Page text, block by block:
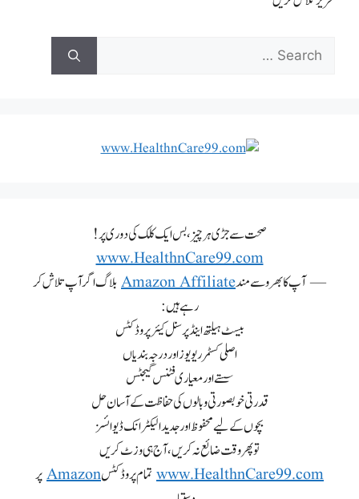
صحت سے جڑی ہر چیز، بس ایک کلک کی دوری پر!
www.HealthnCare99.com
— آپ کا بھروسے مندAmazon Affiliateبلاگ اگر آپ تلاش کر
رہے ہیں:
بیسٹ ہیلتھ اینڈ پرسنل کیئر پروڈکٹس
اصلی کسٹمر ریویوز اور درجہ بندیاں
سستے اور معیاری فٹنس گیجٹس
قدرتی خوبصورتی و بالوں کی حفاظت کے آسان حل
بچوں کے لیے محفوظ اور جدید الیکٹرانک ڈیوائسز
تو پھر وقت ضائع نہ کریں، آج ہی وزٹ کریں
www.HealthnCare99.com تمام پروڈکٹسAmazonپر